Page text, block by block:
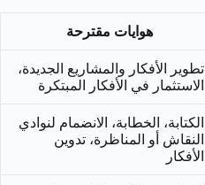
هوايات مقترحة
تطوير الأفكار والمشاريع الجديدة،
الاستثمار في الأفكار المبتكرة
الكتابة، الخطابة، الانضمام لنوادي
النقاش أو المناظرة، تدوين
الأفكار